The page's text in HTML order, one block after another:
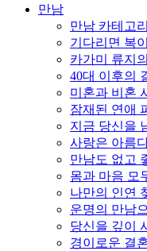
만남
만남 카테고
기다리면 복
카가미 류지
40대 이후의
미혼과 비혼
잠재된 연애
지금 당신을
사랑은 아름
만남도 없고
몸과 마음 모
나만의 인연
운명의 만남
당신을 깊이
경이로운 결